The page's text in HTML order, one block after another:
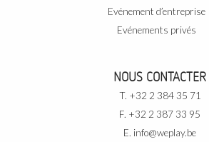
Evénement d’entreprise
Evénements privés
NOUS CONTACTER
T. +32 2 384 35 71
F. +32 2 387 33 95
E. info@weplay.be